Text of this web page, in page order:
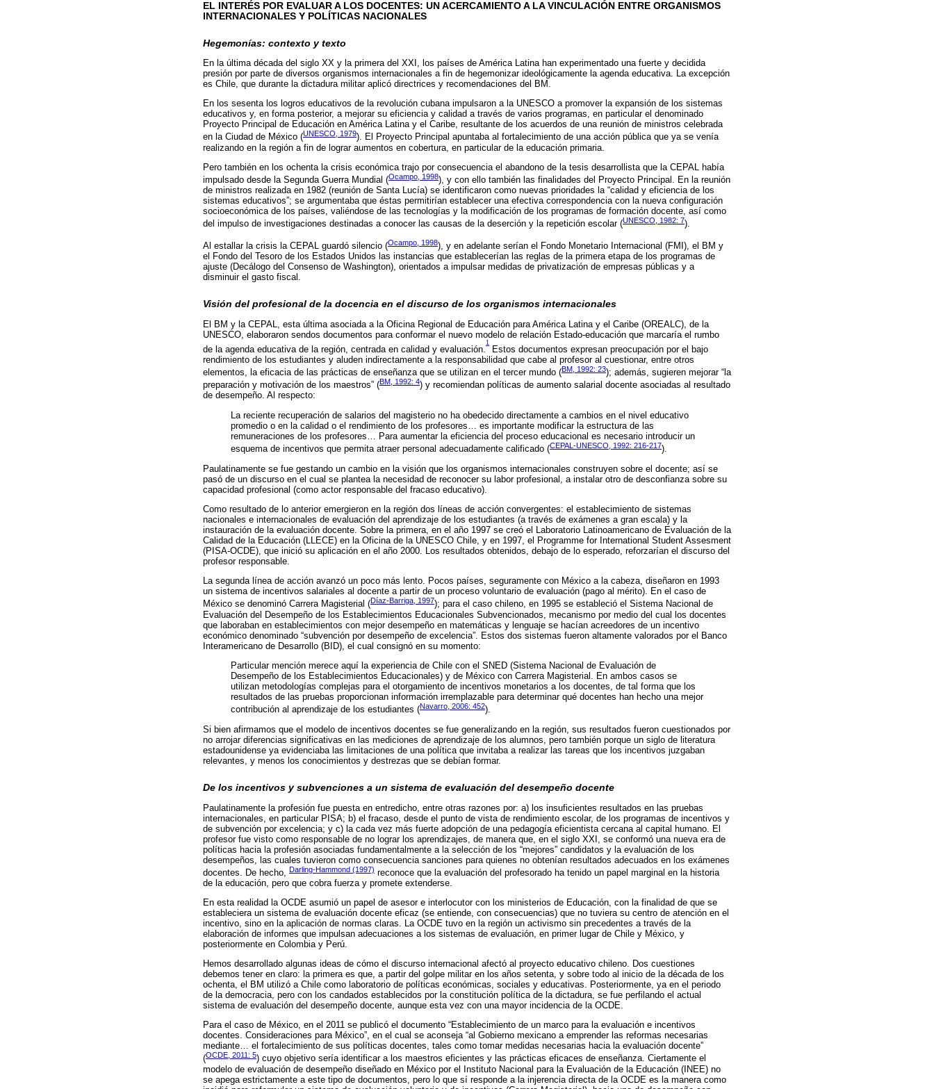
EL INTERÉS POR EVALUAR A LOS DOCENTES: UN ACERCAMIENTO A LA VINCULACIÓN ENTRE ORGANISMOS
INTERNACIONALES Y POLÍTICAS NACIONALES
Hegemonías: contexto y texto
En la última década del siglo XX y la primera del XXI, los países de América Latina han experimentado una fuerte y decidida
presión por parte de diversos organismos internacionales a fin de hegemonizar ideológicamente la agenda educativa. La excepción
es Chile, que durante la dictadura militar aplicó directrices y recomendaciones del BM.
En los sesenta los logros educativos de la revolución cubana impulsaron a la UNESCO a promover la expansión de los sistemas
educativos y, en forma posterior, a mejorar su eficiencia y calidad a través de varios programas, en particular el denominado
Proyecto Principal de Educación en América Latina y el Caribe, resultante de los acuerdos de una reunión de ministros celebrada
en la Ciudad de México (UNESCO, 1979). El Proyecto Principal apuntaba al fortalecimiento de una acción pública que ya se venía
realizando en la región a fin de lograr aumentos en cobertura, en particular de la educación primaria.
Pero también en los ochenta la crisis económica trajo por consecuencia el abandono de la tesis desarrollista que la CEPAL había
impulsado desde la Segunda Guerra Mundial (Ocampo, 1998), y con ello también las finalidades del Proyecto Principal. En la reunión
de ministros realizada en 1982 (reunión de Santa Lucía) se identificaron como nuevas prioridades la “calidad y eficiencia de los
sistemas educativos”; se argumentaba que éstas permitirían establecer una efectiva correspondencia con la nueva configuración
socioeconómica de los países, valiéndose de las tecnologías y la modificación de los programas de formación docente, así como
del impulso de investigaciones destinadas a conocer las causas de la deserción y la repetición escolar (UNESCO, 1982: 7).
Al estallar la crisis la CEPAL guardó silencio (Ocampo, 1998), y en adelante serían el Fondo Monetario Internacional (FMI), el BM y
el Fondo del Tesoro de los Estados Unidos las instancias que establecerían las reglas de la primera etapa de los programas de
ajuste (Decálogo del Consenso de Washington), orientados a impulsar medidas de privatización de empresas públicas y a
disminuir el gasto fiscal.
Visión del profesional de la docencia en el discurso de los organismos internacionales
El BM y la CEPAL, esta última asociada a la Oficina Regional de Educación para América Latina y el Caribe (OREALC), de la
UNESCO, elaboraron sendos documentos para conformar el nuevo modelo de relación Estado-educación que marcaría el rumbo
de la agenda educativa de la región, centrada en calidad y evaluación.
1
Estos documentos expresan preocupación por el bajo
rendimiento de los estudiantes y aluden indirectamente a la responsabilidad que cabe al profesor al cuestionar, entre otros
elementos, la eficacia de las prácticas de enseñanza que se utilizan en el tercer mundo (BM, 1992: 23); además, sugieren mejorar “la
preparación y motivación de los maestros” (BM, 1992: 4) y recomiendan políticas de aumento salarial docente asociadas al resultado
de desempeño. Al respecto:
La reciente recuperación de salarios del magisterio no ha obedecido directamente a cambios en el nivel educativo
promedio o en la calidad o el rendimiento de los profesores… es importante modificar la estructura de las
remuneraciones de los profesores… Para aumentar la eficiencia del proceso educacional es necesario introducir un
esquema de incentivos que permita atraer personal adecuadamente calificado (CEPAL-UNESCO, 1992: 216-217).
Paulatinamente se fue gestando un cambio en la visión que los organismos internacionales construyen sobre el docente; así se
pasó de un discurso en el cual se plantea la necesidad de reconocer su labor profesional, a instalar otro de desconfianza sobre su
capacidad profesional (como actor responsable del fracaso educativo).
Como resultado de lo anterior emergieron en la región dos líneas de acción convergentes: el establecimiento de sistemas
nacionales e internacionales de evaluación del aprendizaje de los estudiantes (a través de exámenes a gran escala) y la
instauración de la evaluación docente. Sobre la primera, en el año 1997 se creó el Laboratorio Latinoamericano de Evaluación de la
Calidad de la Educación (LLECE) en la Oficina de la UNESCO Chile, y en 1997, el Programme for International Student Assesment
(PISA-OCDE), que inició su aplicación en el año 2000. Los resultados obtenidos, debajo de lo esperado, reforzarían el discurso del
profesor responsable.
La segunda línea de acción avanzó un poco más lento. Pocos países, seguramente con México a la cabeza, diseñaron en 1993
un sistema de incentivos salariales al docente a partir de un proceso voluntario de evaluación (pago al mérito). En el caso de
México se denominó Carrera Magisterial (Díaz-Barriga, 1997); para el caso chileno, en 1995 se estableció el Sistema Nacional de
Evaluación del Desempeño de los Establecimientos Educacionales Subvencionados, mecanismo por medio del cual los docentes
que laboraban en establecimientos con mejor desempeño en matemáticas y lenguaje se hacían acreedores de un incentivo
económico denominado “subvención por desempeño de excelencia”. Estos dos sistemas fueron altamente valorados por el Banco
Interamericano de Desarrollo (BID), el cual consignó en su momento:
Particular mención merece aquí la experiencia de Chile con el SNED (Sistema Nacional de Evaluación de
Desempeño de los Establecimientos Educacionales) y de México con Carrera Magisterial. En ambos casos se
utilizan metodologías complejas para el otorgamiento de incentivos monetarios a los docentes, de tal forma que los
resultados de las pruebas proporcionan información irremplazable para determinar qué docentes han hecho una mejor
contribución al aprendizaje de los estudiantes (Navarro, 2006: 452).
Si bien afirmamos que el modelo de incentivos docentes se fue generalizando en la región, sus resultados fueron cuestionados por
no arrojar diferencias significativas en las mediciones de aprendizaje de los alumnos, pero también porque un siglo de literatura
estadounidense ya evidenciaba las limitaciones de una política que invitaba a realizar las tareas que los incentivos juzgaban
relevantes, y menos los conocimientos y destrezas que se debían formar.
De los incentivos y subvenciones a un sistema de evaluación del desempeño docente
Paulatinamente la profesión fue puesta en entredicho, entre otras razones por: a) los insuficientes resultados en las pruebas
internacionales, en particular PISA; b) el fracaso, desde el punto de vista de rendimiento escolar, de los programas de incentivos y
de subvención por excelencia; y c) la cada vez más fuerte adopción de una pedagogía eficientista cercana al capital humano. El
profesor fue visto como responsable de no lograr los aprendizajes, de manera que, en el siglo XXI, se conformó una nueva era de
políticas hacia la profesión asociadas fundamentalmente a la selección de los “mejores” candidatos y la evaluación de los
desempeños, las cuales tuvieron como consecuencia sanciones para quienes no obtenían resultados adecuados en los exámenes
docentes. De hecho,
Darling-Hammond (1997) reconoce que la evaluación del profesorado ha tenido un papel marginal en la historia
de la educación, pero que cobra fuerza y promete extenderse.
En esta realidad la OCDE asumió un papel de asesor e interlocutor con los ministerios de Educación, con la finalidad de que se
estableciera un sistema de evaluación docente eficaz (se entiende, con consecuencias) que no tuviera su centro de atención en el
incentivo, sino en la aplicación de normas claras. La OCDE tuvo en la región un activismo sin precedentes a través de la
elaboración de informes que impulsan adecuaciones a los sistemas de evaluación, en primer lugar de Chile y México, y
posteriormente en Colombia y Perú.
Hemos desarrollado algunas ideas de cómo el discurso internacional afectó al proyecto educativo chileno. Dos cuestiones
debemos tener en claro: la primera es que, a partir del golpe militar en los años setenta, y sobre todo al inicio de la década de los
ochenta, el BM utilizó a Chile como laboratorio de políticas económicas, sociales y educativas. Posteriormente, ya en el periodo
de la democracia, pero con los candados establecidos por la constitución política de la dictadura, se fue perfilando el actual
sistema de evaluación del desempeño docente, aunque esta vez con una mayor incidencia de la OCDE.
Para el caso de México, en el 2011 se publicó el documento “Establecimiento de un marco para la evaluación e incentivos
docentes. Consideraciones para México”, en el cual se aconseja “al Gobierno mexicano a emprender las reformas necesarias
mediante… el fortalecimiento de sus políticas docentes, tales como tomar medidas necesarias hacia la evaluación docente”
(OCDE, 2011: 5) cuyo objetivo sería identificar a los maestros eficientes y las prácticas eficaces de enseñanza. Ciertamente el
modelo de evaluación de desempeño diseñado en México por el Instituto Nacional para la Evaluación de la Educación (INEE) no
se apega estrictamente a este tipo de documentos, pero lo que sí responde a la injerencia directa de la OCDE es la manera como